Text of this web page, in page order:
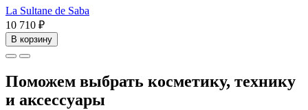
La Sultane de Saba
10 710 ₽
В корзину
Поможем выбрать косметику, технику
и аксессуары